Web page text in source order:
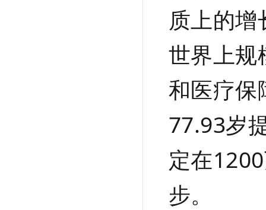
质上的
世界上规
和医疗保
77.93岁
定在
步。